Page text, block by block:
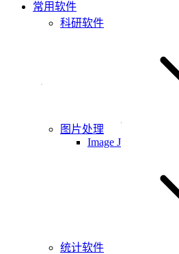
常用软件
科研软件
图片处理
Image J
统计软件